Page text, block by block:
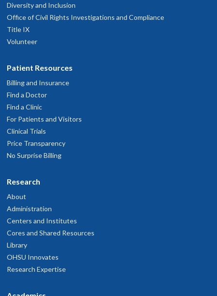
Diversity and Inclusion
Office of Civil Rights Investigations and Compliance
Title IX
Volunteer
Patient Resources
Billing and Insurance
Find a Doctor
Find a Clinic
For Patients and Visitors
Clinical Trials
Price Transparency
No Surprise Billing
Research
About
Administration
Centers and Institutes
Cores and Shared Resources
Library
OHSU Innovates
Research Expertise